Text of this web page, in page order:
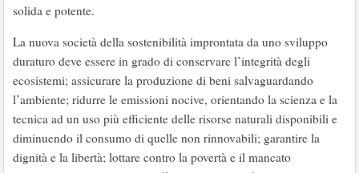
solida e potente.
La nuova società della sostenibilità improntata da uno sviluppo
duraturo deve essere in grado di conservare l’integrità degli
ecosistemi; assicurare la produzione di beni salvaguardando
l’ambiente; ridurre le emissioni nocive, orientando la scienza e la
tecnica ad un uso più efficiente delle risorse naturali disponibili e
diminuendo il consumo di quelle non rinnovabili; garantire la
dignità e la libertà; lottare contro la povertà e il mancato